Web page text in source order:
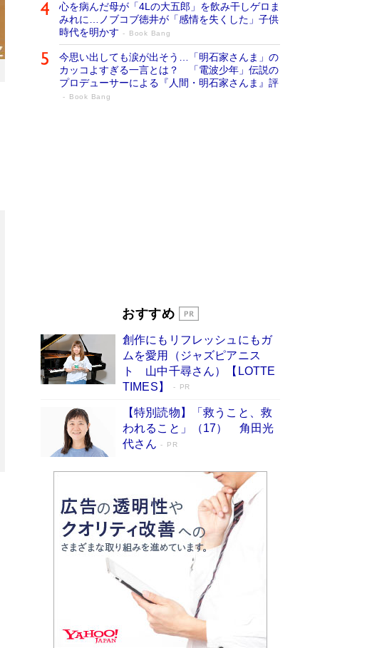
心を病んだ母が「4Lの大五郎」を飲み干しゲロま
みれに…ノブコブ徳井が「感情を失くした」子供
時代を明かす
Book Bang
今思い出しても涙が出そう…「明石家さんま」の
カッコよすぎる一言とは？ 「電波少年」伝説の
プロデューサーによる『人間・明石家さんま』評
Book Bang
開発への関心を押し上げた18年の物語に幕 特装
Book Bang
「不意に涙が出そうに…」高嶋政伸が明かし
た“13歳の娘を暴行する役”への葛藤 インティマ
シーコーディネーターに支えられたNHK『大奥』
Book Bang
おすすめ
創作にもリフレッシュにもガ
ムを愛用（ジャズピアニス
ト 山中千尋さん）【LOTTE
TIMES】
PR
【特別読物】「救うこと、救
われること」（17） 角田光
代さん
PR